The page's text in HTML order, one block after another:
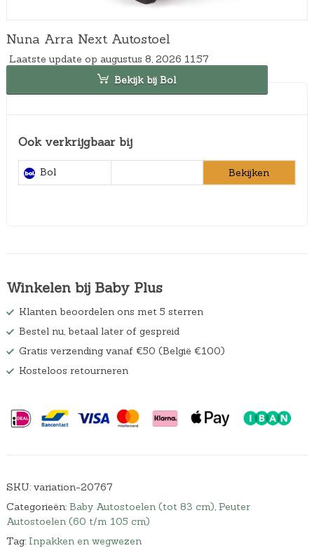
Nuna Arra Next Autostoel
Laatste update op augustus 8, 2026 11:57
Bekijk bij Bol
Ook verkrijgbaar bij
Bol Bekijken
Winkelen bij Baby Plus
Klanten beoordelen ons met 5 sterren
Bestel nu, betaal later of gespreid
Gratis verzending vanaf €50 (België €100)
Kosteloos retourneren
SKU: variation-20767
Categorieën: Baby Autostoelen (tot 83 cm), Peuter
Autostoelen (60 t/m 105 cm)
Tag: Inpakken en wegwezen